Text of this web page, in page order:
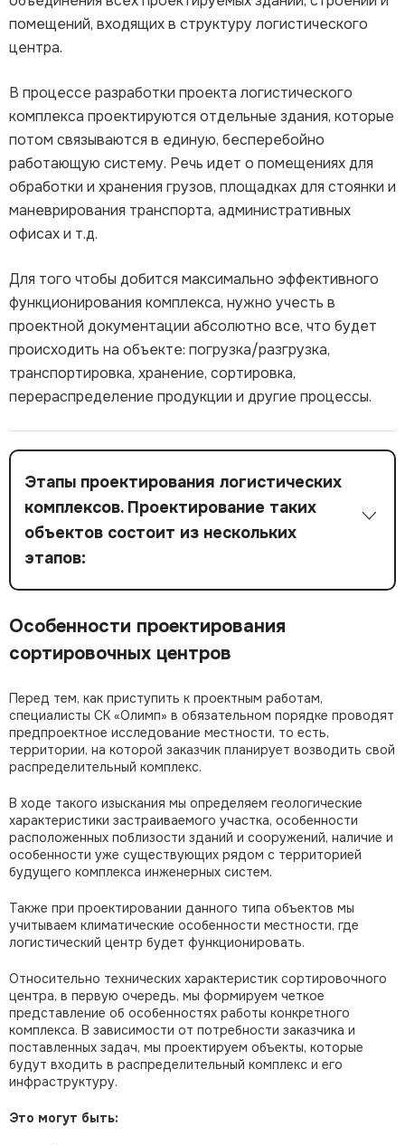
помещений, входящих в структуру логистического
центра.
В процессе разработки проекта логистического
комплекса проектируются отдельные здания, которые
потом связываются в единую, бесперебойно
работающую систему. Речь идет о помещениях для
обработки и хранения грузов, площадках для стоянки и
маневрирования транспорта, административных
офисах и т.д.
Для того чтобы добится максимально эффективного
функционирования комплекса, нужно учесть в
проектной документации абсолютно все, что будет
происходить на объекте: погрузка/разгрузка,
транспортировка, хранение, сортировка,
перераспределение продукции и другие процессы.
Этапы проектирования логистических
комплексов. Проектирование таких
объектов состоит из нескольких
этапов:
Особенности проектирования
сортировочных центров
Перед тем, как приступить к проектным работам,
специалисты СК «Олимп» в обязательном порядке проводят
предпроектное исследование местности, то есть,
территории, на которой заказчик планирует возводить свой
распределительный комплекс.
В ходе такого изыскания мы определяем геологические
характеристики застраиваемого участка, особенности
расположенных поблизости зданий и сооружений, наличие и
особенности уже существующих рядом с территорией
будущего комплекса инженерных систем.
Также при проектировании данного типа объектов мы
учитываем климатические особенности местности, где
логистический центр будет функционировать.
Относительно технических характеристик сортировочного
центра, в первую очередь, мы формируем четкое
представление об особенностях работы конкретного
комплекса. В зависимости от потребности заказчика и
поставленных задач, мы проектируем объекты, которые
будут входить в распределительный комплекс и его
инфраструктуру.
Это могут быть: